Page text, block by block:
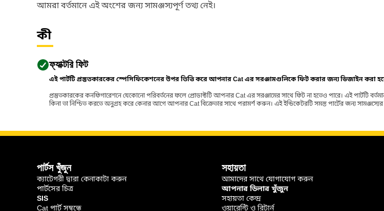
আমরা বর্তমানে এই অংশের জন্য সামঞ্জস্যপূর্ণ তথ্য নেই।
কী
ফ্যাক্টরি ফিট
এই পার্টটি প্রস্তুতকারকের স্পেসিফিকেশনের উপর ভিত্তি করে আপনার Cat এর সরঞ্জামগুলিকে ফিট করার জন্য ডিজাইন করা
প্রস্তুতকারকের কনফিগারেশনে যেকোনো পরিবর্তনের ফলে প্রোডাক্টটি আপনার Cat এর সরঞ্জামের সাথে ফিট না হতেও পারে। এই
কিনা তা নিশ্চিত করতে অনুগ্রহ করে কেনার আগে আপনার Cat বিক্রেতার সাথে পরামর্শ করুন। এই ইন্ডিকেটরটি সমস্ত পার্টের জন্য সামঞ্জস্যের
পার্টস খুঁজুন
ক্যাটেগরী দ্বারা কেনাকাটা করুন
পার্টসের চিত্র
SIS
Cat পার্ট সম্বন্ধে
সহায়তা
আমাদের সাথে যোগাযোগ করুন
আপনার ডিলার খুঁজুন
সহায়তা কেন্দ্র
ওয়ারেন্টি ও রিটার্ন